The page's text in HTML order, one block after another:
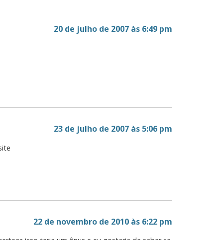
20 de julho de 2007 às 6:49 pm
23 de julho de 2007 às 5:06 pm
22 de novembro de 2010 às 6:22 pm